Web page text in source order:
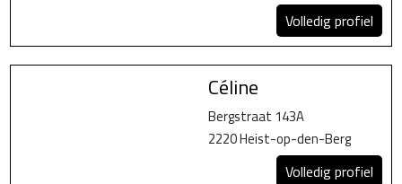
Volledig profiel
Céline
Bergstraat 143A
2220 Heist-op-den-Berg
Volledig profiel